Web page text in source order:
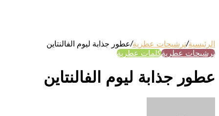
الرئيسية/ترشيحات عطرية/عطور جذابة ليوم الفالنتاين
ترشيحات عطريةكلمات عطرية
عطور جذابة ليوم الفالنتاين